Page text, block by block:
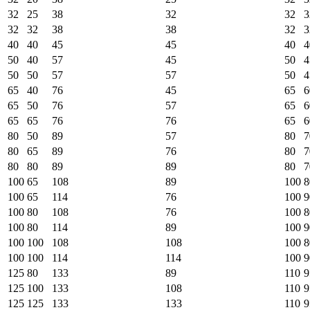
32
25 38 32 32
32
32 38 38 32
40
40 45 45 40
50
40 57 45 50
50
50 57 57 50
65
40 76 45 65
65
50 76 57 65
65
65 76 76 65
80
50 89 57 80
80
65 89 76 80
80
80 89 89 80
100 65 108 89 100
100 65 114 76 100
100 80 108 76 100
100 80 114 89 100
100 100 108 108 100
100 100 114 114 100
125 80 133 89 110
125 100 133 108 110
125 125 133 133 110